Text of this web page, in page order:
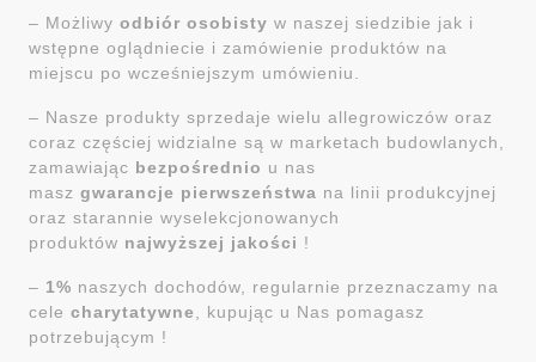
– Możliwy odbiór osobisty w naszej siedzibie jak i
wstępne oglądniecie i zamówienie produktów na
miejscu po wcześniejszym umówieniu.
– Nasze produkty sprzedaje wielu allegrowiczów oraz
coraz częściej widzialne są w marketach budowlanych,
zamawiając bezpośrednio u nas
masz gwarancje pierwszeństwa na linii produkcyjnej
oraz starannie wyselekcjonowanych
produktów najwyższej jakości !
– 1% naszych dochodów, regularnie przeznaczamy na
cele charytatywne
, kupując u Nas pomagasz
potrzebującym !